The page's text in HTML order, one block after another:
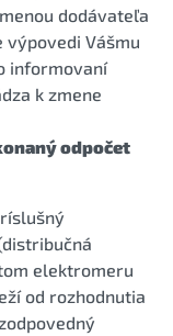
dodávateľa
výpovedi Vášmu
informovaní
k zmene
odpočet
elektromeru
od rozhodnutia